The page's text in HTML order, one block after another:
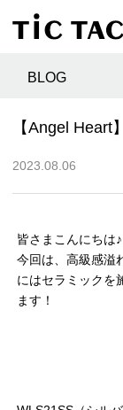
BLOG
【Angel
2023.08.06
皆さまこんにちは♪
今回は、高級感溢
にはセラミックを
ます！